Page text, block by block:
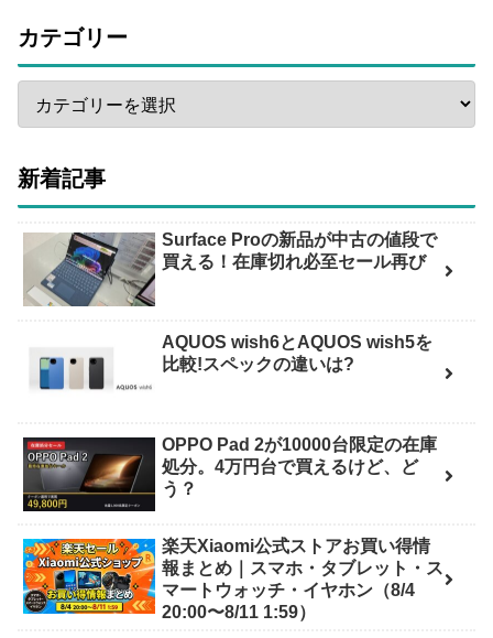
カテゴリー
新着記事
Surface Proの新品が中古の値段で
買える！在庫切れ必至セール再び
AQUOS wish6とAQUOS wish5を
比較!スペックの違いは?
OPPO Pad 2が10000台限定の在庫
処分。4万円台で買えるけど、ど
う？
楽天Xiaomi公式ストアお買い得情
報まとめ｜スマホ・タブレット・ス
マートウォッチ・イヤホン（8/4
20:00〜8/11 1:59）